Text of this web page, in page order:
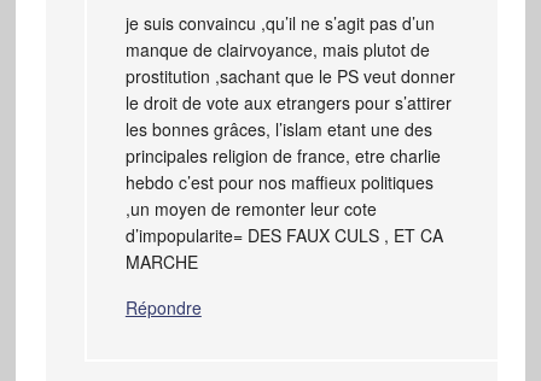
je suis convaincu ,qu’il ne s’agit pas d’un
manque de clairvoyance, mais plutot de
prostitution ,sachant que le PS veut donner
le droit de vote aux etrangers pour s’attirer
les bonnes grâces, l’islam etant une des
principales religion de france, etre charlie
hebdo c’est pour nos maffieux politiques
,un moyen de remonter leur cote
d’impopularite= DES FAUX CULS , ET CA
MARCHE
Répondre